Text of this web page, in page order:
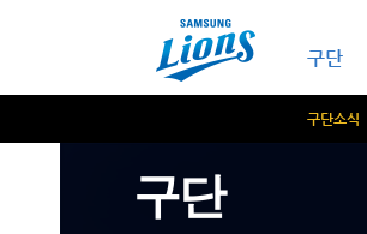
구단
구단소식
구단